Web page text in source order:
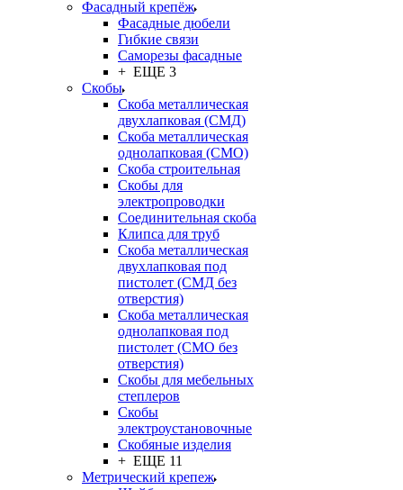
Фасадный крепёж
Фасадные дюбели
Гибкие связи
Саморезы фасадные
+ ЕЩЕ 3
Скобы
Скоба металлическая
двухлапковая (СМД)
Скоба металлическая
однолапковая (СМО)
Скоба строительная
Скобы для
электропроводки
Соединительная скоба
Клипса для труб
Скоба металлическая
двухлапковая под
пистолет (СМД без
отверстия)
Скоба металлическая
однолапковая под
пистолет (СМО без
отверстия)
Скобы для мебельных
степлеров
Скобы
электроустановочные
Скобяные изделия
+ ЕЩЕ 11
Метрический крепеж